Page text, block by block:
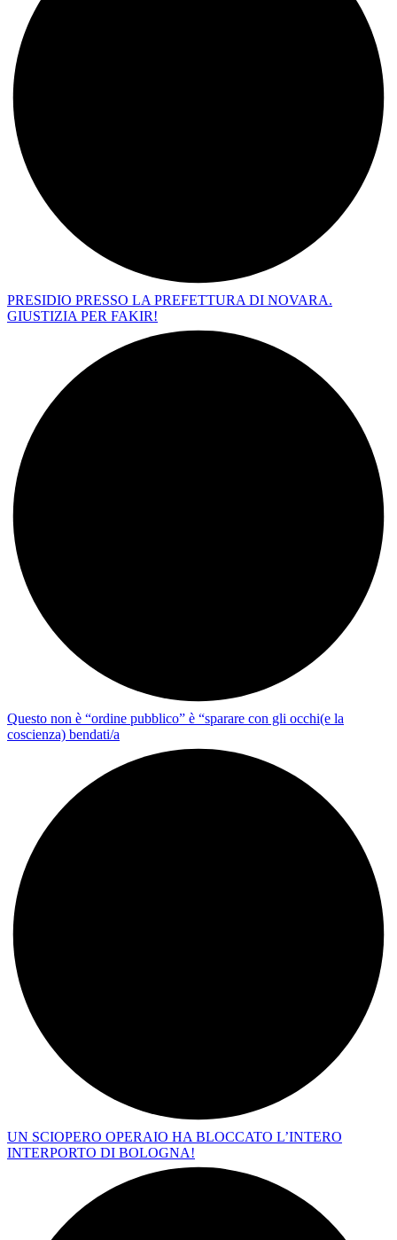
PRESIDIO PRESSO LA PREFETTURA DI NOVARA.
GIUSTIZIA PER FAKIR!
Questo non è “ordine pubblico” è “sparare con gli occhi(e la
coscienza) bendati/a
UN SCIOPERO OPERAIO HA BLOCCATO L’INTERO
INTERPORTO DI BOLOGNA!